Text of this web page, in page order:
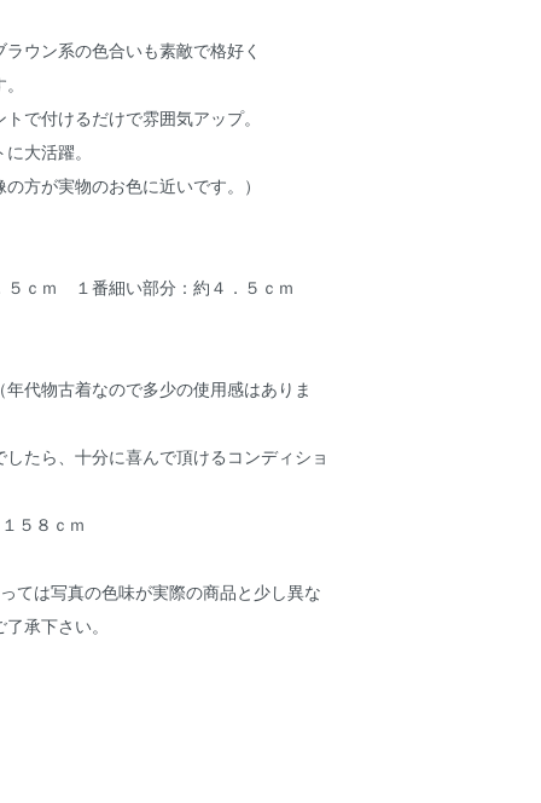
ウン系の色合いも素敵で格好く
で付けるだけで雰囲気アップ。
大活躍。
の方が実物のお色に近いです。）
５ｃｍ １番細い部分：約４．５ｃｍ
代物古着なので多少の使用感はありま
たら、十分に喜んで頂けるコンディショ
５８ｃｍ
ては写真の色味が実際の商品と少し異な
承下さい。